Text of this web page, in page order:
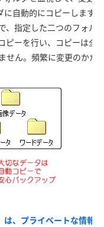
に自動的にコピーします
、指定した二つのフォル
ピーを行い、コピーは全
せん。頻繁に変更のかか
は、プライベートな情報